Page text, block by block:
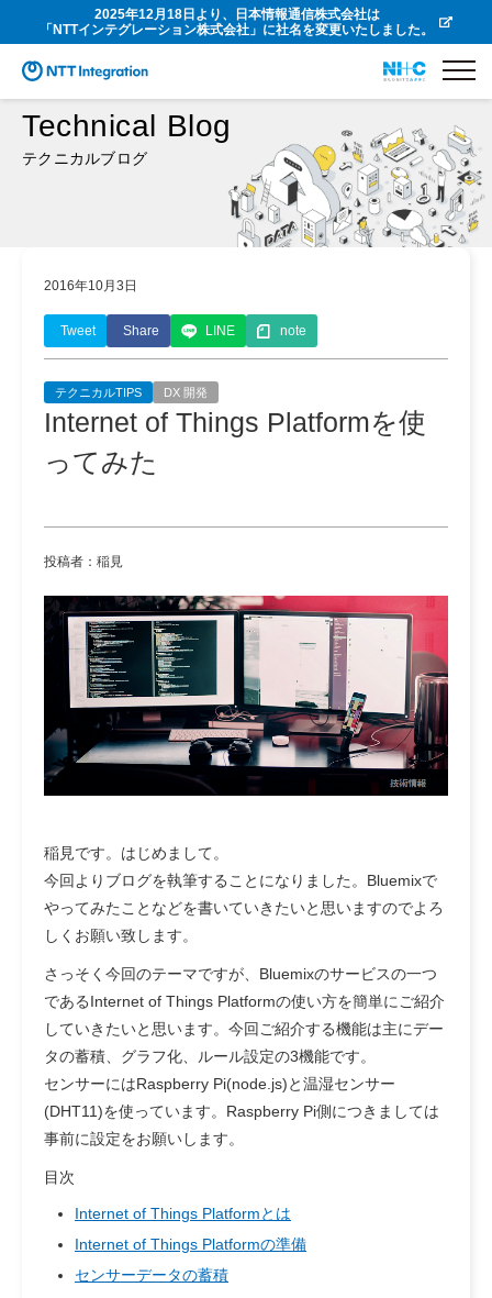
2025年12月18日より、日本情報通信株式会社は
「NTTインテグレーション株式会社」に社名を変更いたしました。
Technical Blog
テクニカルブログ
2016年10月3日
Tweet Share LINE note
テクニカルTIPS DX 開発
Internet of Things Platformを使
ってみた
投稿者：稲見
稲見です。はじめまして。
今回よりブログを執筆することになりました。Bluemixで
やってみたことなどを書いていきたいと思いますのでよろ
しくお願い致します。
さっそく今回のテーマですが、Bluemixのサービスの一つ
であるInternet of Things Platformの使い方を簡単にご紹介
していきたいと思います。今回ご紹介する機能は主にデー
タの蓄積、グラフ化、ルール設定の3機能です。
センサーにはRaspberry Pi(node.js)と温湿センサー
(DHT11)を使っています。Raspberry Pi側につきましては
事前に設定をお願いします。
目次
Internet of Things Platformとは
Internet of Things Platformの準備
センサーデータの蓄積